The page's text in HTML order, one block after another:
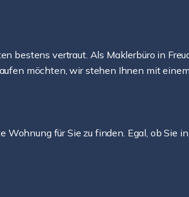
bestens vertraut. Als Maklerbüro in
möchten, wir stehen Ihnen mit
Wohnung für Sie zu finden. Egal, ob